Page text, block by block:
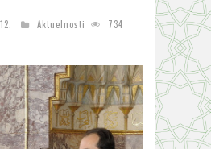
Zulum se kida kada je najdeblji
Aktuelnosti 734